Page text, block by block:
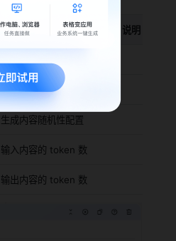
说明
AI 生成的内容
所使用的模型
生成内容随机性配置
输入内容的 token 数
输出内容的 token 数